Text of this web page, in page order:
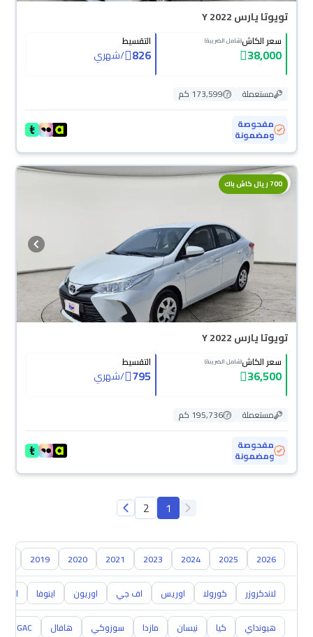
تويوتا يارس Y 2022
سعر الكاش(شامل الضريبة)
38,000
التقسيط
826
/شهري
مستعملة
173,599 كم
مفحوصة
ومضمونة
700 ريال كاش باك
محجوزة
تويوتا يارس Y 2022
سعر الكاش(شامل الضريبة)
36,500
التقسيط
795
/شهري
مستعملة
195,736 كم
مفحوصة
ومضمونة
1
2
2026
2025
2024
2023
2021
2020
2019
لاندكروزر كورولا اوريس اف جي اوريون اينوفا ايكو
هيونداي كيا نيسان مازدا سوزوكي هافال GAC